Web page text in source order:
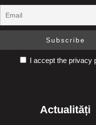
I accept the privacy
Actualități